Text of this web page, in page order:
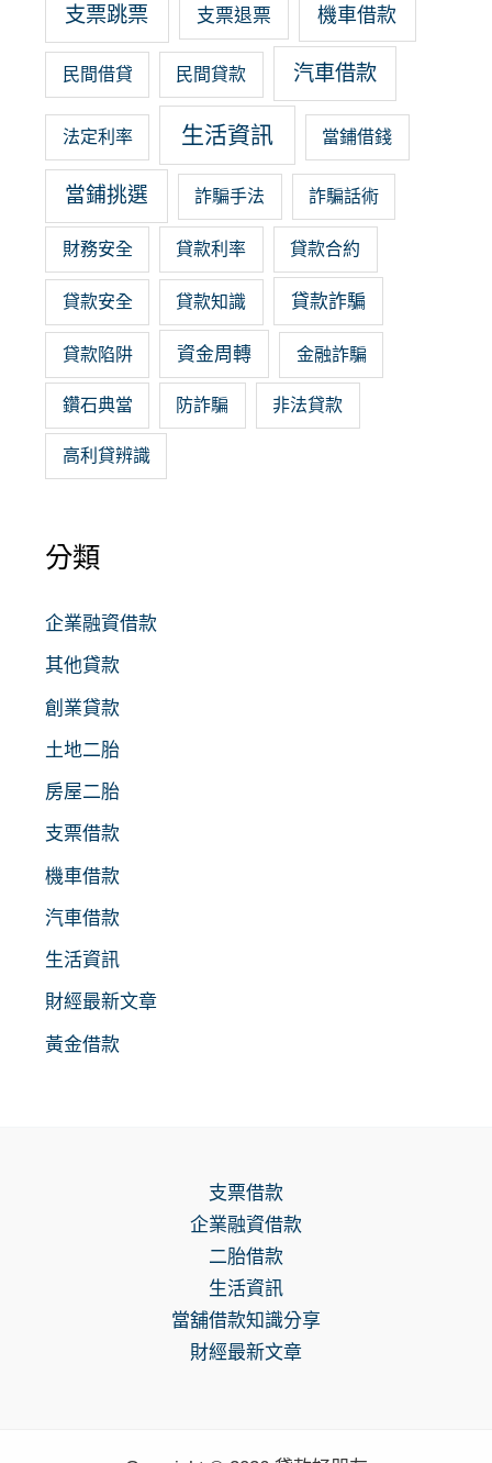
支票跳票 支票退票 機車借款
民間借貸 民間貸款 汽車借款
法定利率 生活資訊 當鋪借錢
當鋪挑選 詐騙手法 詐騙話術
財務安全 貸款利率 貸款合約
貸款安全 貸款知識 貸款詐騙
貸款陷阱 資金周轉 金融詐騙
鑽石典當 防詐騙 非法貸款
高利貸辨識
分類
企業融資借款
其他貸款
創業貸款
土地二胎
房屋二胎
支票借款
機車借款
汽車借款
生活資訊
財經最新文章
黃金借款
支票借款
企業融資借款
二胎借款
生活資訊
當舖借款知識分享
財經最新文章